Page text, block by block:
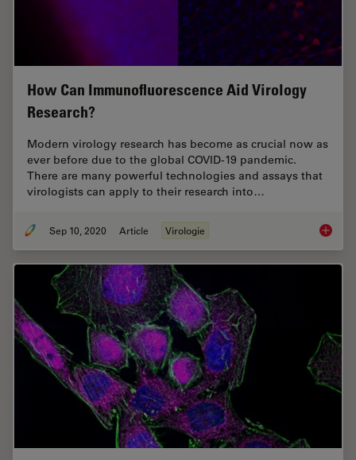
How Can Immunofluorescence Aid Virology
Research?
Modern virology research has become as crucial now as
ever before due to the global COVID-19 pandemic.
There are many powerful technologies and assays that
virologists can apply to their research into…
Sep 10, 2020 Article Virologie How